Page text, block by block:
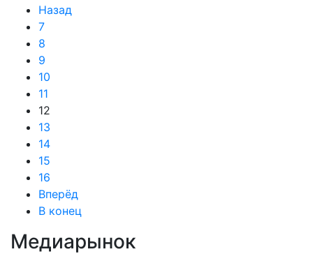
Назад
7
8
9
10
11
12
13
14
15
16
Вперёд
В конец
Медиарынок